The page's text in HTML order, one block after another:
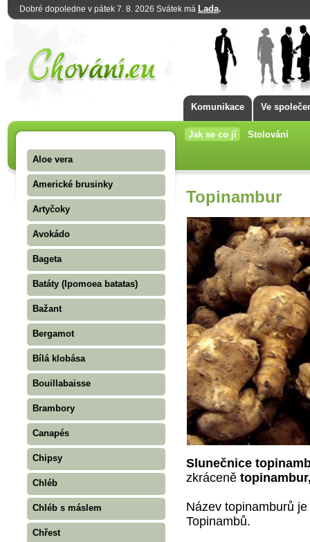
Dobré dopoledne v pátek 7. 8. 2026 Svátek má Lada.
Komunikace Ve
Jak se co jí Stolování
Aloe vera
Americké brusinky
Artyčoky
Avokádo
Bageta
Batáty (Ipomoea batatas)
Bažant
Bergamot
Bílá klobása
Bouillabaisse
Brambory
Canapés
Chipsy
Chléb
Chléb s máslem
Chřest
Topinambur
Slunečnice
zkráceně
Název topinamburů
Topinambů.